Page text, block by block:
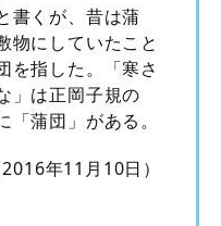
書くが、昔は蒲
物にしていたこと
を指した。「寒さ
」は正岡子規の
蒲団」がある。
2016年11月10日）